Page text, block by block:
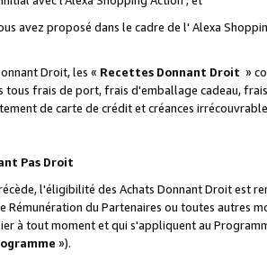
avez proposé dans le cadre de l' Alexa
Droit, les « Recettes Donnant Droit »
tous frais de port, frais d'emballage cadeau,
de carte de crédit et créances
Pas Droit
l'éligibilité des Achats Donnant Droit est
Rémunération du Partenaires ou toutes autres
à tout moment et qui s'appliquent au
»).